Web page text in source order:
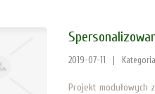
2019-07-11
Projekt modułowych